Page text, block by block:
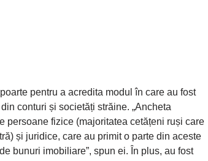
pentru a acredita modul în care au fost
conturi și societăți străine. „Ancheta
persoane fizice (majoritatea cetățeni ruși care
și juridice, care au primit o parte din aceste
bunuri imobiliare”, spun ei. În plus, au fost